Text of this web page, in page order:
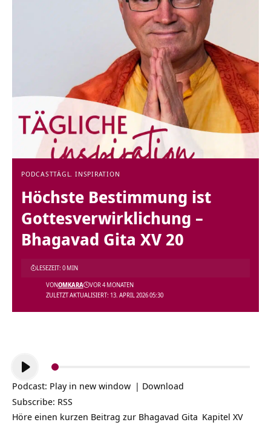
PODCASTTÄGL. INSPIRATION
Höchste Bestimmung ist
Gottesverwirklichung –
Bhagavad Gita XV 20
ZULETZT AKTUALISIERT: 13. APRIL 2026 05:30
VONOMKARA VOR 4 MONATEN
LESEZEIT: 0 MIN
Audio-
Player
Podcast: Play in new window | Download
Subscribe: RSS
Höre einen kurzen Beitrag zur Bhagavad Gita Kapitel XV